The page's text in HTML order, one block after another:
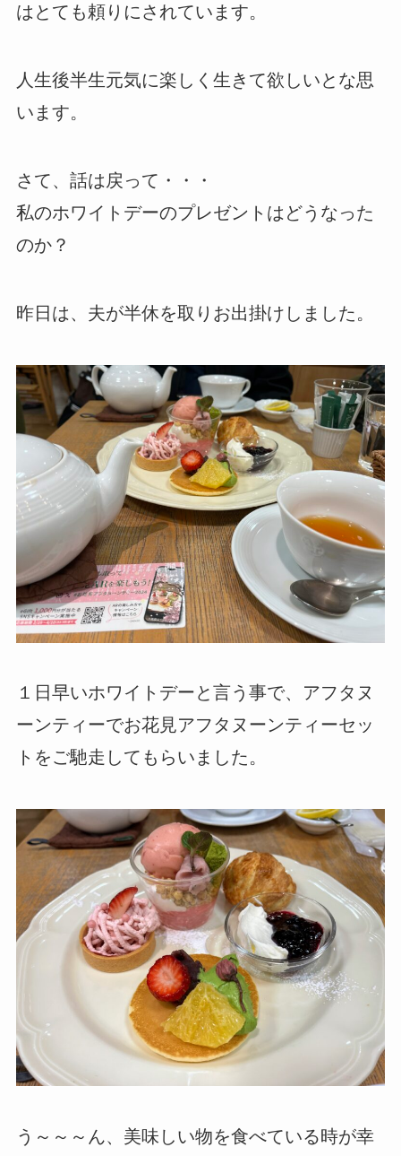
はとても頼りにされています。
人生後半生元気に楽しく生きて欲しいとな思
います。
さて、話は戻って・・・
私のホワイトデーのプレゼントはどうなった
のか？
昨日は、夫が半休を取りお出掛けしました。
１日早いホワイトデーと言う事で、アフタヌ
ーンティーでお花見アフタヌーンティーセッ
トをご馳走してもらいました。
う～～～ん、美味しい物を食べている時が幸